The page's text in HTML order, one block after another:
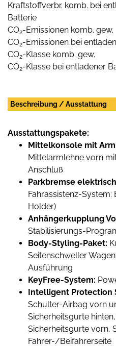
Kraftstoffverbr. komb. bei
Batterie
CO2-Emissionen komb. gew.
CO2-Emissionen bei
CO2-Klasse komb. gew.
CO2-Klasse bei entladener
Beschreibung / Ausstattung
Ausstattungspakete:
Mittelkonsole mit
Mittelarmlehne vorn
Anschluß
Parkbremse
Fahrassistenz-
Holder)
Anhängerkupplung
Stabilisierungs-
Body-Styling-Paket:
Seitenschweller
Ausführung
KeyFree-System:
Intelligent Protection
Schulter-Airbag vorn
Sicherheitsgurte
Sicherheitsgurte vorn,
Fahrer-/Beifahrerseite